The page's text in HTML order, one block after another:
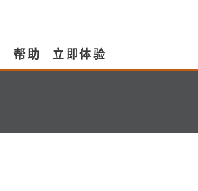
帮助 立即体验